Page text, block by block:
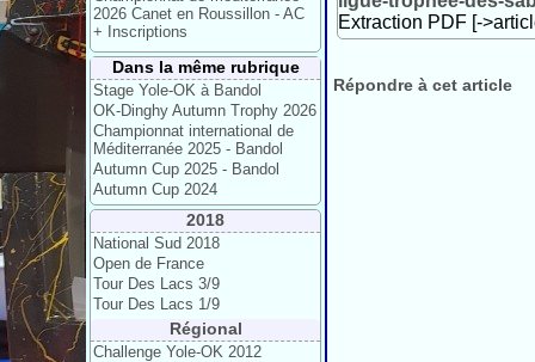
2026 Canet en Roussillon - AC
+ Inscriptions
Dans la même rubrique
Stage Yole-OK à Bandol
OK-Dinghy Autumn Trophy 2026
Championnat international de
Méditerranée 2025 - Bandol
Autumn Cup 2025 - Bandol
Autumn Cup 2024
2018
National Sud 2018
Open de France
Tour Des Lacs 3/9
Tour Des Lacs 1/9
Régional
Challenge Yole-OK 2012
Extraction PDF [-
Répondre à cet article